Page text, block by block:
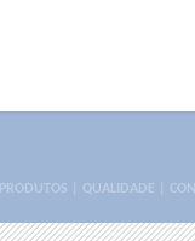
PRODUTOS QUALIDADE